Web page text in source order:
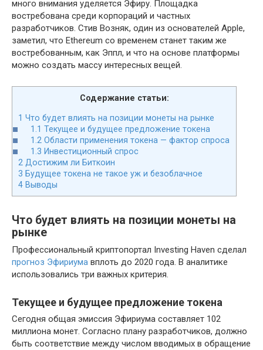
много внимания уделяется Эфиру. Площадка
востребована среди корпораций и частных
разработчиков. Стив Возняк, один из основателей Apple,
заметил, что Ethereum со временем станет таким же
востребованным, как Эппл, и что на основе платформы
можно создать массу интересных вещей.
Содержание статьи:
1 Что будет влиять на позиции монеты на рынке
1.1 Текущее и будущее предложение токена
1.2 Области применения токена — фактор спроса
1.3 Инвестиционный спрос
2 Достижим ли Биткоин
3 Будущее токена не такое уж и безоблачное
4 Выводы
Что будет влиять на позиции монеты на
рынке
Профессиональный криптопортал Investing Haven сделал
прогноз Эфириума вплоть до 2020 года. В аналитике
использовались три важных критерия.
Текущее и будущее предложение токена
Сегодня общая эмиссия Эфириума составляет 102
миллиона монет. Согласно плану разработчиков, должно
быть соответствие между числом вводимых в обращение